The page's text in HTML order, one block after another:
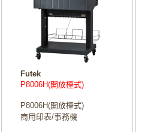
Futek
P8006H(開放檯式)
P8006H(開放檯式)
商用印表/事務機